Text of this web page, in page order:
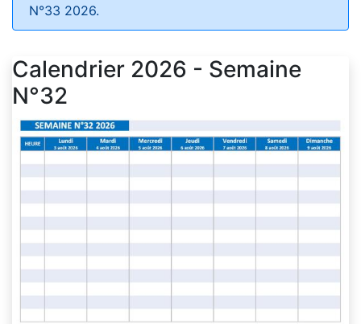
N°33 2026.
Calendrier 2026 - Semaine
N°32